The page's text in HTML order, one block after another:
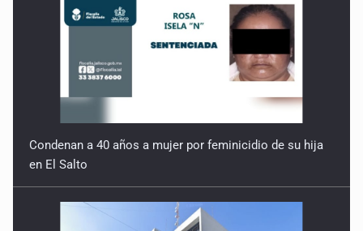
Condenan a 40 años a mujer por feminicidio de su hija
en El Salto